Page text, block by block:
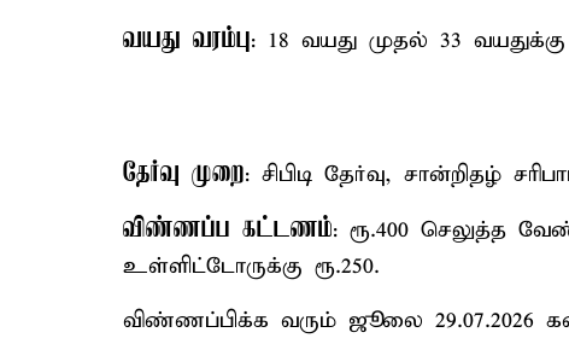
வயது வரம்பு: 18 வயது முதல் 33
தேர்வு முறை: சிபிடி தேர்வு, சான்றிதழ்
விண்ணப்ப கட்டணம்: ரூ.400 செலுத்த
உள்ளிட்டோருக்கு ரூ.250.
விண்ணப்பிக்க வரும் ஜூலை 29.07.2026